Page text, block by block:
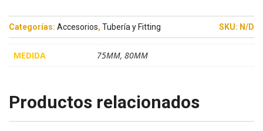
Categorías: Accesorios, Tubería y Fitting SKU: N/D
MEDIDA 75MM, 80MM
Productos relacionados